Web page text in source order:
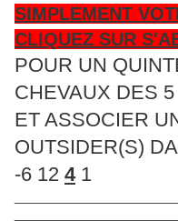
SIMPLEMENT
CLIQUEZ SUR
POUR UN
CHEVAUX DES
ET ASSOCIER
OUTSIDER(S)
-6 12 41